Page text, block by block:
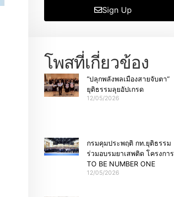
Sign Up
โพสที่เกี่ยวข้อง
“ปลุกพลังพลเมืองสายจับตา”
ยุติธรรมลุยอัปเกรด
12/05/2026
กรมคุมประพฤติ กท.ยุติธรรม
ร่วมอบรมยาเสพติด โครงการ
TO BE NUMBER ONE
12/05/2026